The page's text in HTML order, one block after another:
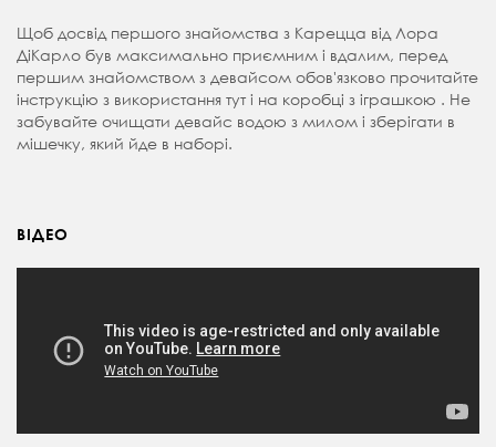
Щоб досвід першого знайомства з Карецца від Лора
ДіКарло був максимально приємним і вдалим, перед
першим знайомством з девайсом обов'язково прочитайте
інструкцію з використання тут і на коробці з іграшкою . Не
забувайте очищати девайс водою з милом і зберігати в
мішечку, який йде в наборі.
ВІДЕО